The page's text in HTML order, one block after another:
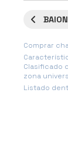
Comprar
Clasificado
zona
Listado